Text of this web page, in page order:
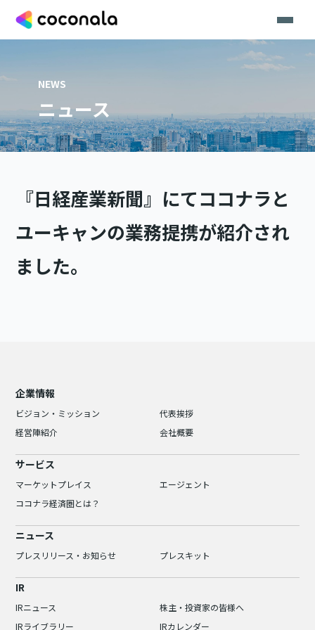
NEWS
ニュース
『日経産業新聞』にてココナラと
ユーキャンの業務提携が紹介され
ました。
企業情報
ビジョン・ミッション
代表挨拶
経営陣紹介
会社概要
サービス
マーケットプレイス
エージェント
ココナラ経済圏とは？
ニュース
プレスリリース・お知らせ プレスキット
IR
IRニュース
株主・投資家の皆様へ
IRライブラリー
IRカレンダー